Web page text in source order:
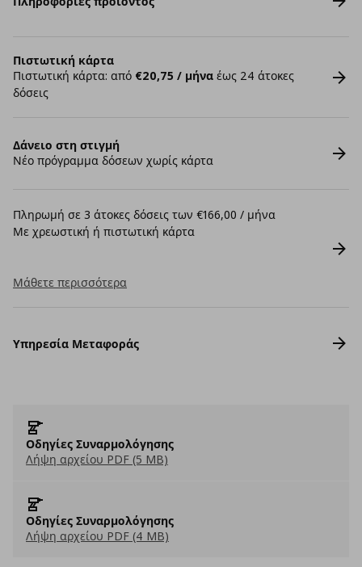
Πιστωτική κάρτα
Πιστωτική κάρτα: από €20,75 / μήνα έως 24 άτοκες
δόσεις
Δάνειο στη στιγμή
Νέο πρόγραμμα δόσεων χωρίς κάρτα
Πληρωμή σε 3 άτοκες δόσεις των €166,00 / μήνα
Με χρεωστική ή πιστωτική κάρτα
Μάθετε περισσότερα
Υπηρεσία Μεταφοράς
Οδηγίες Συναρμολόγησης
Λήψη αρχείου PDF (5 MB)
Οδηγίες Συναρμολόγησης
Λήψη αρχείου PDF (4 MB)